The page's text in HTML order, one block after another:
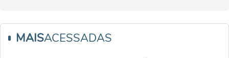
MAISACESSADAS